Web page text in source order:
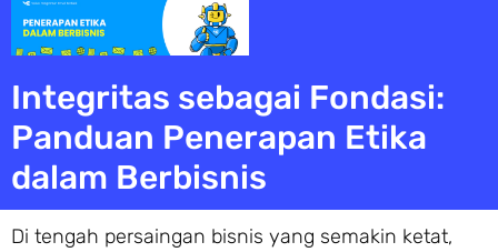
Integritas sebagai Fondasi:
Panduan Penerapan Etika
dalam Berbisnis
Di tengah persaingan bisnis yang semakin ketat,